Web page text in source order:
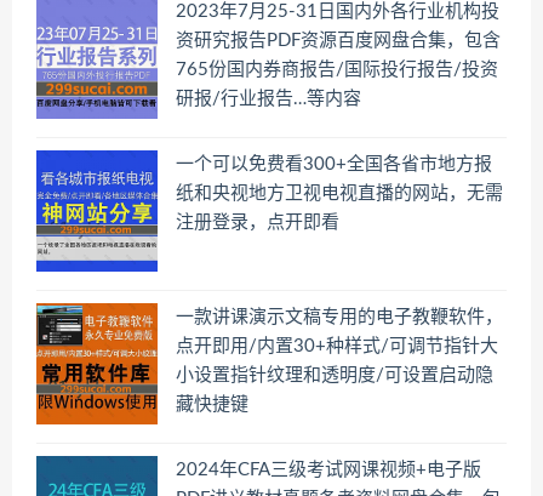
2023年7月25-31日国内外各行业机构投
资研究报告PDF资源百度网盘合集，包含
765份国内券商报告/国际投行报告/投资
研报/行业报告…等内容
一个可以免费看300+全国各省市地方报
纸和央视地方卫视电视直播的网站，无需
注册登录，点开即看
一款讲课演示文稿专用的电子教鞭软件，
点开即用/内置30+种样式/可调节指针大
小设置指针纹理和透明度/可设置启动隐
藏快捷键
2024年CFA三级考试网课视频+电子版